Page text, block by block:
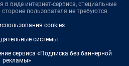
в виде интернет-сервиса, специальные
пользователя не требуются
cookies
системы
сервиса «Подписка без баннерной
рекламы»